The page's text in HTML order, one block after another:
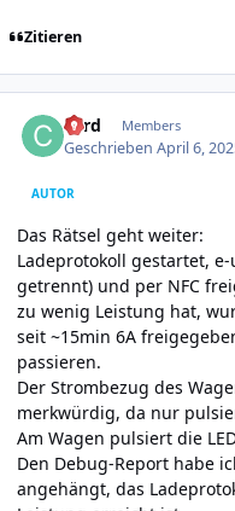
Zitieren
cord Members
GeschriebenApril 6,
AUTOR
Das Rätsel geht weiter:
Ladeprotokoll gestartet,
getrennt) und per NFC
zu wenig Leistung hat,
seit ~15min 6A
passieren.
Der Strombezug des
merkwürdig, da nur
Am Wagen pulsiert die
Den Debug-Report habe
angehängt, das